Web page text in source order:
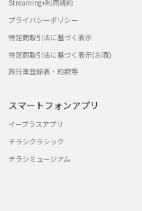
Streaming+利用規約
プライバシーポリシー
特定商取引法に基づく表示
特定商取引法に基づく表示(お酒)
旅行業登録表・約款等
スマートフォンアプリ
イープラスアプリ
チラシクラシック
チラシミュージアム